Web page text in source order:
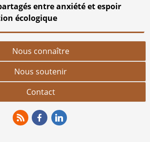
entre anxiété et espoir
écologique
Nous connaître
Nous soutenir
Contact